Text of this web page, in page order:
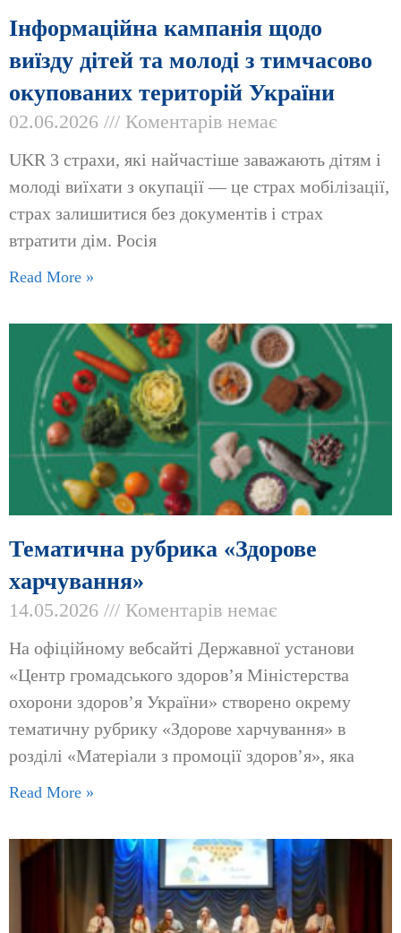
Інформаційна кампанія щодо
виїзду дітей та молоді з тимчасово
окупованих територій України
02.06.2026 Коментарів немає
UKR 3 страхи, які найчастіше заважають дітям і
молоді виїхати з окупації — це страх мобілізації,
страх залишитися без документів і страх
втратити дім. Росія
Read More »
Тематична рубрика «Здорове
харчування»
14.05.2026 Коментарів немає
На офіційному вебсайті Державної установи
«Центр громадського здоров’я Міністерства
охорони здоров’я України» створено окрему
тематичну рубрику «Здорове харчування» в
розділі «Матеріали з промоції здоров’я», яка
Read More »